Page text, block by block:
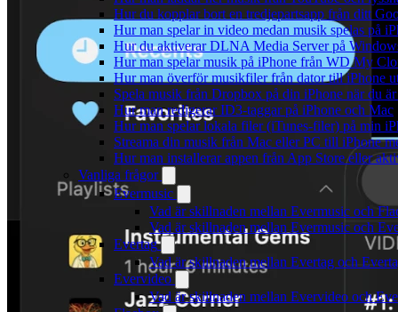
Hur du kopplar bort en tredjepartsapp från ditt
Hur man spelar in video medan musik spelas på
Hur du aktiverar DLNA Media Server på
Hur man spelar musik på iPhone från WD My
Hur man överför musikfiler från dator till iPhone
Spela musik från Dropbox på din iPhone när du
Hur man redigerar ID3-taggar på iPhone och Mac
Hur man spelar lokala filer (iTunes-filer) på min
Streama din musik från Mac eller PC till iPhone
Hur man installerar appen från App Store eller
Vanliga frågor
Evermusic
Vad är skillnaden mellan Evermusic och
Vad är skillnaden mellan Evermusic och
Evertag
Vad är skillnaden mellan Evertag och
Evervideo
Vad är skillnaden mellan Evervideo och